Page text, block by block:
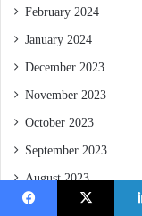
February 2024
January 2024
December 2023
November 2023
October 2023
September 2023
August 2023
July 2023